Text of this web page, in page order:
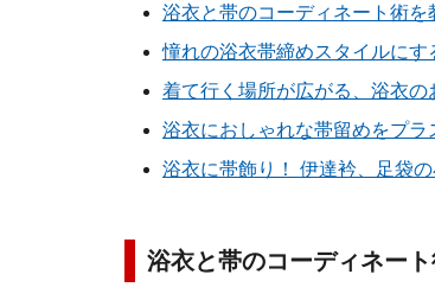
浴衣と帯のコーディネート術を
憧れの浴衣帯締めスタイルにす
着て行く場所が広がる、浴衣の
浴衣におしゃれな帯留めをプラ
浴衣に帯飾り！ 伊達衿、足袋の
浴衣と帯のコーディネート